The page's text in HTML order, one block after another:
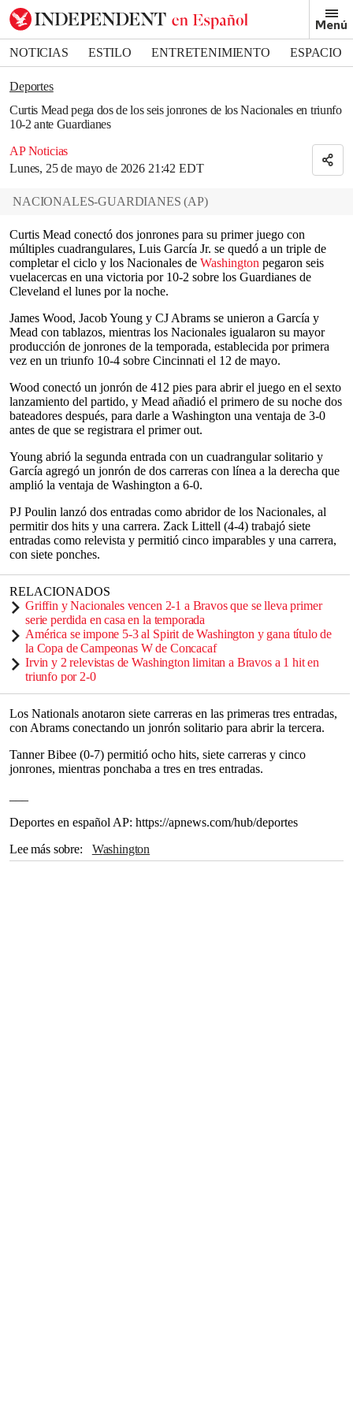
Menú
NOTICIAS ESTILO ENTRETENIMIENTO
ESPACIO
DEPORTES
Deportes
Curtis Mead pega dos de los seis jonrones de los Nacionales en triunfo
10-2 ante Guardianes
AP Noticias
Lunes, 25 de mayo de 2026 21:42 EDT
Bookmark popover
Removed from bookmarks
Close popover
NACIONALES-GUARDIANES (AP)
Curtis Mead conectó dos jonrones para su primer juego con
múltiples cuadrangulares, Luis García Jr. se quedó a un triple de
completar el ciclo y los Nacionales de Washington pegaron seis
vuelacercas en una victoria por 10-2 sobre los Guardianes de
Cleveland el lunes por la noche.
James Wood, Jacob Young y CJ Abrams se unieron a García y
Mead con tablazos, mientras los Nacionales igualaron su mayor
producción de jonrones de la temporada, establecida por primera
vez en un triunfo 10-4 sobre Cincinnati el 12 de mayo.
Wood conectó un jonrón de 412 pies para abrir el juego en el sexto
lanzamiento del partido, y Mead añadió el primero de su noche dos
bateadores después, para darle a Washington una ventaja de 3-0
antes de que se registrara el primer out.
Young abrió la segunda entrada con un cuadrangular solitario y
García agregó un jonrón de dos carreras con línea a la derecha que
amplió la ventaja de Washington a 6-0.
PJ Poulin lanzó dos entradas como abridor de los Nacionales, al
permitir dos hits y una carrera. Zack Littell (4-4) trabajó siete
entradas como relevista y permitió cinco imparables y una carrera,
con siete ponches.
RELACIONADOS
Griffin y Nacionales vencen 2-1 a Bravos que se lleva primer
serie perdida en casa en la temporada
América se impone 5-3 al Spirit de Washington y gana título de
la Copa de Campeonas W de Concacaf
Irvin y 2 relevistas de Washington limitan a Bravos a 1 hit en
triunfo por 2-0
Los Nationals anotaron siete carreras en las primeras tres entradas,
con Abrams conectando un jonrón solitario para abrir la tercera.
Tanner Bibee (0-7) permitió ocho hits, siete carreras y cinco
jonrones, mientras ponchaba a tres en tres entradas.
Deportes en español AP: https://apnews.com/hub/deportes
Lee más sobre
Washington